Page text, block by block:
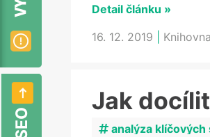
Detail článku »
16. 12. 2019
Knihovna
Jak
analýza klíčových